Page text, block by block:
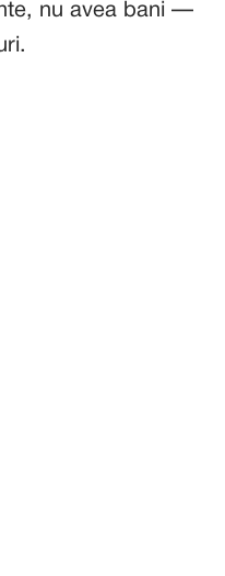
nu avea bani —